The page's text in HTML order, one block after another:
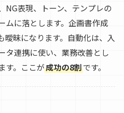
NG表現、トーン、テンプレの
ムに落とします。企画書作成
曖昧になります。自動化は、入
タ連携に使い、業務改善とし
す。ここが成功の8割です。